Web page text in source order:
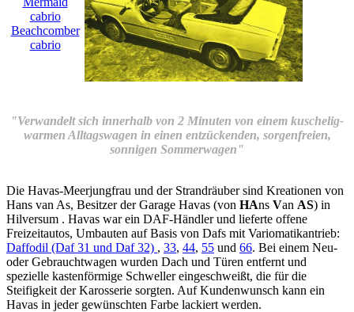
cabrio
Beachcomber
cabrio
"Verwandelt sich innerhalb von 2 Minuten von einem kuschelig-
warmen Alltagswagen in einen entzückenden, sorgenfreien,
sonnigen Sommerwagen"
Die Havas-Meerjungfrau und der Strandräuber sind Kreationen von
Hans van As, Besitzer der Garage Havas (von HAns Van AS) in
Hilversum . Havas war ein DAF-Händler und lieferte offene
Freizeitautos, Umbauten auf Basis von Dafs mit Variomatikantrieb:
Daffodil (Daf 31 und Daf 32) , 33, 44, 55 und 66. Bei einem Neu-
oder Gebrauchtwagen wurden Dach und Türen entfernt und
spezielle kastenförmige Schweller eingeschweißt, die für die
Steifigkeit der Karosserie sorgten. Auf Kundenwunsch kann ein
Havas in jeder gewünschten Farbe lackiert werden.